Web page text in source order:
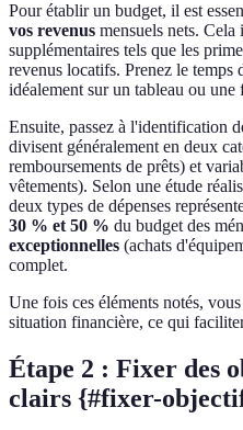
Pour établir un budget, il est
vos revenus mensuels nets.
supplémentaires tels que les
revenus locatifs. Prenez le temps
idéalement sur un tableau ou une
Ensuite, passez à l'identification
divisent généralement en deux
remboursements de prêts) et
vêtements). Selon une étude
deux types de dépenses
30 % et 50 % du budget des
exceptionnelles (achats
complet.
Une fois ces éléments notés,
situation financière, ce qui
Étape 2 : Fixer des
clairs {#fixer-